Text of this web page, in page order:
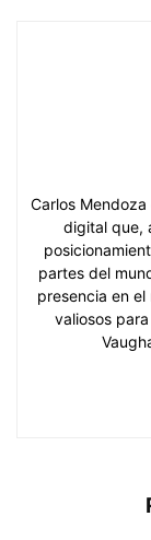
Carlos
digital que,
partes del
presencia en
valiosos